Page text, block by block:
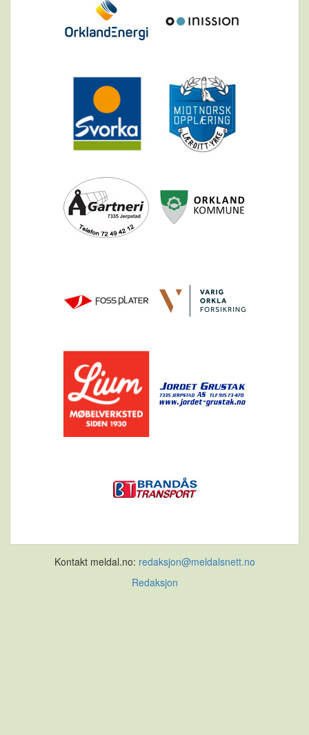
Kontakt meldal.no: redaksjon@meldalsnett.no
Redaksjon